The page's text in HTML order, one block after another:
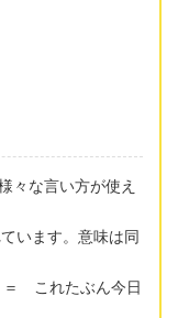
々な言い方が使え
います。意味は同
これたぶん今日